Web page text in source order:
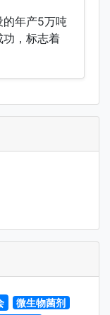
的年产5万吨
功，标志着
微生物菌剂